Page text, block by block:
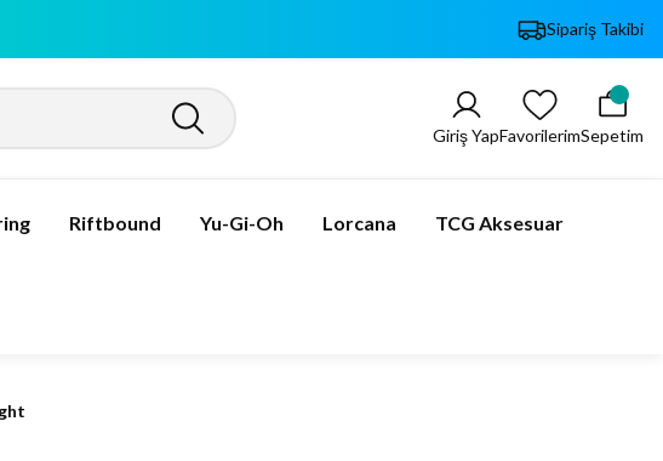
Sipariş Takibi
Giriş YapFavorilerimSepetim
Riftbound Yu-Gi-Oh Lorcana TCG Aksesuar